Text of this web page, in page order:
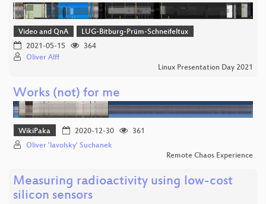
Video and QnA
LUG-Bitburg-Prüm-Schneifeltux
2021-05-15
364
Oliver Alff
Linux Presentation Day 2021
Works (not) for me
WikiPaka 2020-12-30
361
Oliver 'lavolsky' Suchanek
Remote Chaos Experience
Measuring radioactivity using low-cost
silicon sensors